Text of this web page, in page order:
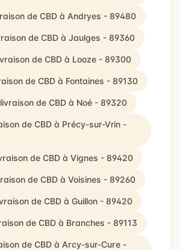
de CBD à Andryes - 89480
de CBD à Jaulges - 89360
de CBD à Looze - 89300
de CBD à Fontaines - 89130
de CBD à Noé - 89320
de CBD à Précy-sur-Vrin -
de CBD à Vignes - 89420
de CBD à Voisines - 89260
de CBD à Guillon - 89420
de CBD à Branches - 89113
de CBD à Arcy-sur-Cure -